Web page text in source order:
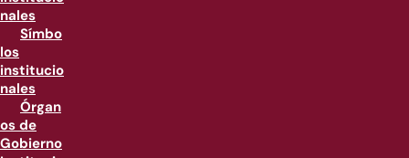
nales
Símbo
los
institucio
nales
Órgan
os de
Gobierno